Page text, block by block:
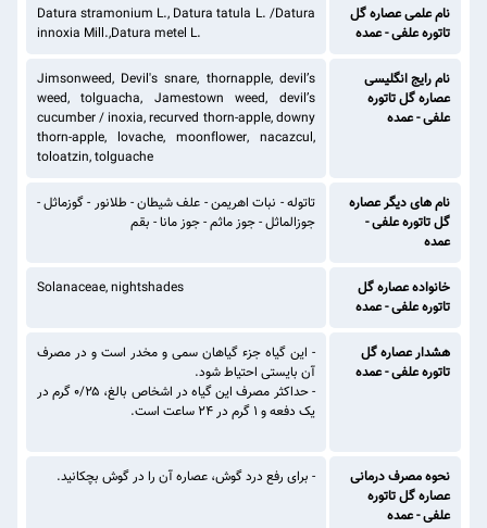
نام علمی عصاره گل
تاتوره علفی - عمده
Datura stramonium L., Datura tatula L. /Datura
innoxia Mill.,Datura metel L.
نام رایج انگلیسی
عصاره گل تاتوره
علفی - عمده
Jimsonweed, Devil's snare, thornapple, devil’s
weed, tolguacha, Jamestown weed, devil’s
cucumber / inoxia, recurved thorn-apple, downy
thorn-apple, lovache, moonflower, nacazcul,
toloatzin, tolguache
نام های دیگر عصاره
گل تاتوره علفی -
عمده
تاتوله - نبات اهریمن - علف شیطان - طلانور - گوزماثل -
جوزالماثل - جوز ماثم - جوز مانا - بقم
خانواده عصاره گل
تاتوره علفی - عمده
Solanaceae, nightshades
هشدار عصاره گل
تاتوره علفی - عمده
- این گیاه جزء گیاهان سمی و مخدر است و در مصرف
آن بایستی احتیاط شود.
- حداکثر مصرف این گیاه در اشخاص بالغ، ۰/۲۵ گرم در
یک دفعه و ۱ گرم در ۲۴ ساعت است.
نحوه مصرف درمانی
عصاره گل تاتوره
علفی - عمده
- برای رفع درد گوش، عصاره آن را در گوش بچکانید.